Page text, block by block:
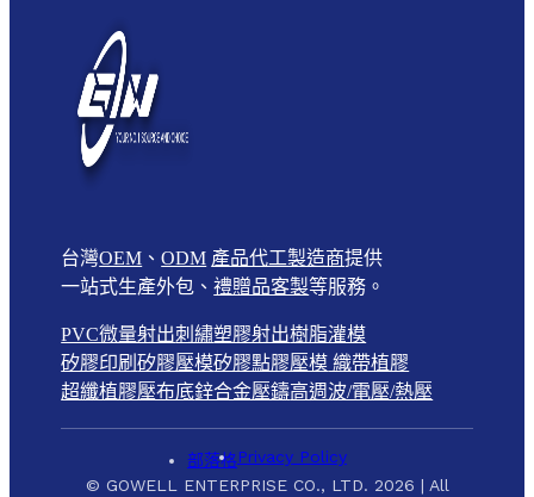
台灣OEM 、ODM 產品代工製造商提供
一站式生產外包、禮贈品客製等服務。
PVC微量射出刺繡塑膠射出樹脂灌模
矽膠印刷矽膠壓模矽膠點膠壓模 織帶植膠
超纖植膠壓布底鋅合金壓鑄高週波/電壓/熱壓
© GOWELL ENTERPRISE CO., LTD. 2026 | All
部落格Privacy Policy